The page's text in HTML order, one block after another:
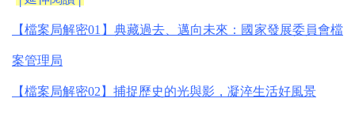
【檔案局解密01 】典藏過去、邁向未來：國家發展委員會檔
案管理局
【檔案局解密02 】捕捉歷史的光與影，凝淬生活好風景